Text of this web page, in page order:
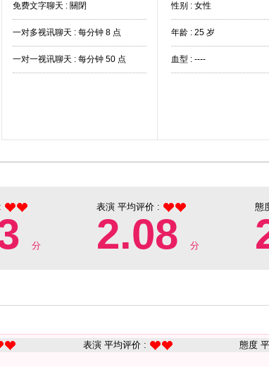
免费文字聊天 : 關閉
一对多视讯聊天 : 每分钟 8 点
一对一视讯聊天 : 每分钟 50 点
性别 : 女性
年龄 : 25 岁
血型 : ----
分
表演 平均评价 :
2.08 分
態
表演 平均评价 :
態度